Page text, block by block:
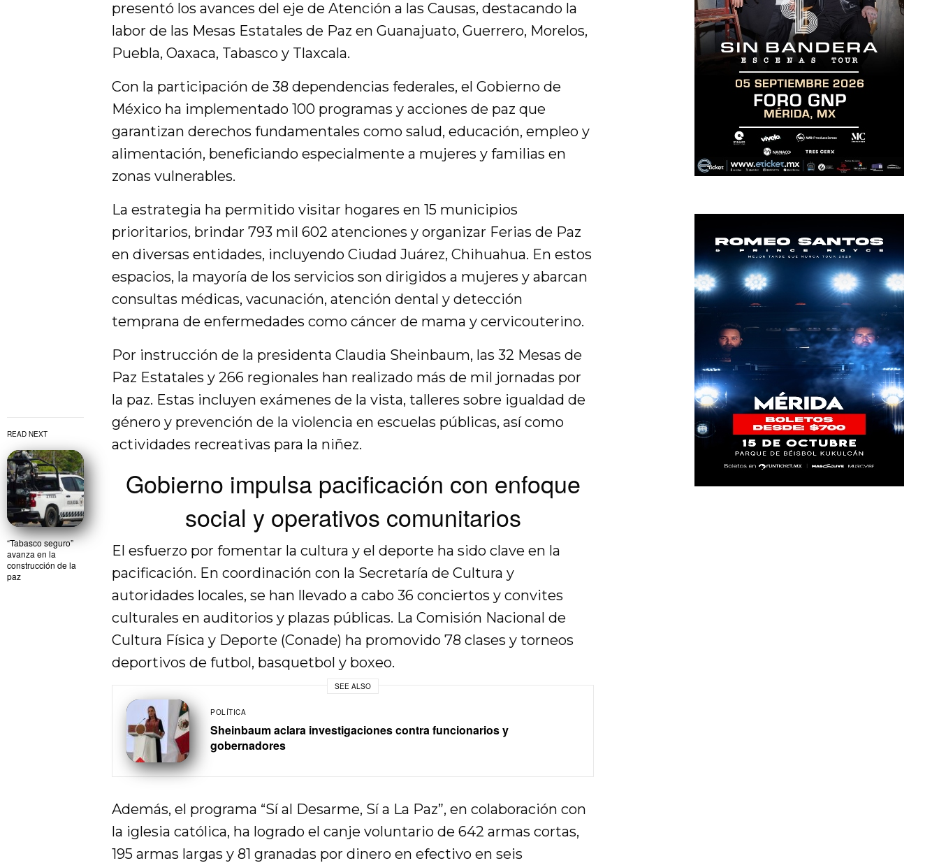
READ NEXT
“Tabasco seguro”
avanza en la
construcción de la
paz
presentó los avances del eje de Atención a las Causas, destacando la
labor de las Mesas Estatales de Paz en Guanajuato, Guerrero, Morelos,
Puebla, Oaxaca, Tabasco y Tlaxcala.
Con la participación de 38 dependencias federales, el Gobierno de
México ha implementado 100 programas y acciones de paz que
garantizan derechos fundamentales como salud, educación, empleo y
alimentación, beneficiando especialmente a mujeres y familias en
zonas vulnerables.
La estrategia ha permitido visitar hogares en 15 municipios
prioritarios, brindar 793 mil 602 atenciones y organizar Ferias de Paz
en diversas entidades, incluyendo Ciudad Juárez, Chihuahua. En estos
espacios, la mayoría de los servicios son dirigidos a mujeres y abarcan
consultas médicas, vacunación, atención dental y detección
temprana de enfermedades como cáncer de mama y cervicouterino.
Por instrucción de la presidenta Claudia Sheinbaum, las 32 Mesas de
Paz Estatales y 266 regionales han realizado más de mil jornadas por
la paz. Estas incluyen exámenes de la vista, talleres sobre igualdad de
género y prevención de la violencia en escuelas públicas, así como
actividades recreativas para la niñez.
Gobierno impulsa pacificación con enfoque
social y operativos comunitarios
El esfuerzo por fomentar la cultura y el deporte ha sido clave en la
pacificación. En coordinación con la Secretaría de Cultura y
autoridades locales, se han llevado a cabo 36 conciertos y convites
culturales en auditorios y plazas públicas. La Comisión Nacional de
Cultura Física y Deporte (Conade) ha promovido 78 clases y torneos
deportivos de futbol, basquetbol y boxeo.
SEE ALSO
POLÍTICA
Sheinbaum aclara investigaciones contra funcionarios y
gobernadores
Además, el programa “Sí al Desarme, Sí a La Paz”, en colaboración con
la iglesia católica, ha logrado el canje voluntario de 642 armas cortas,
195 armas largas y 81 granadas por dinero en efectivo en seis